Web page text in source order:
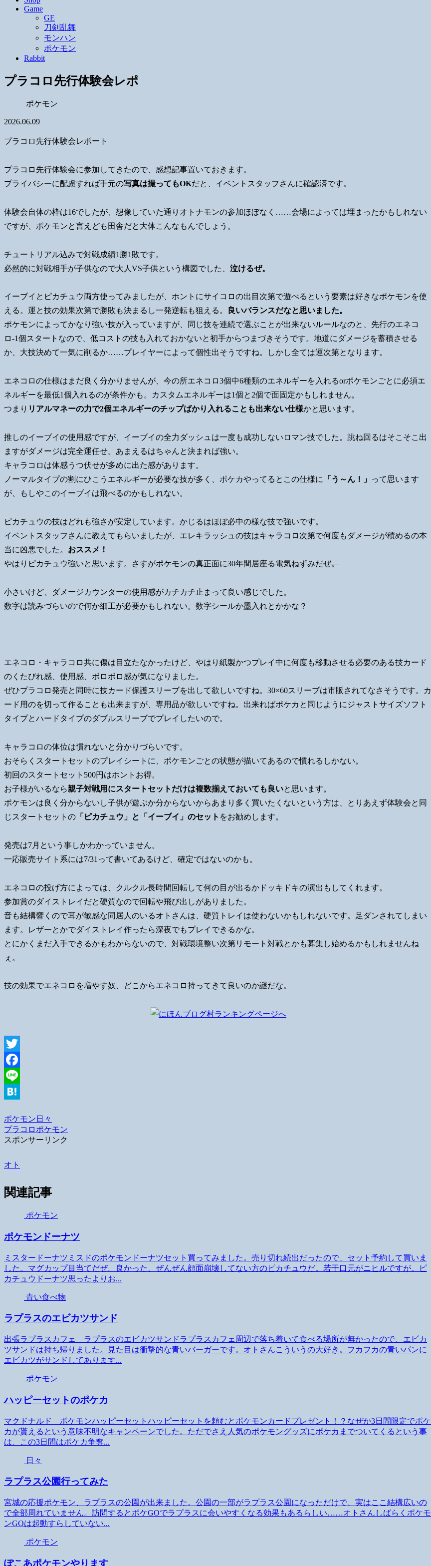
Game
GE
刀剣乱舞
モンハン
ポケモン
Rabbit
プラコロ先行体験会レポ
ポケモン
2026.06.09
プラコロ先行体験会レポート
プラコロ先行体験会に参加してきたので、感想記事置いておきます。
プライバシーに配慮すれば手元の写真は撮ってもOKだと、イベントスタッフさんに確認済です。
体験会自体の枠は16でしたが、想像していた通りオトナモンの参加ほぼなく……会場によっては埋まったかもしれない
ですが、ポケモンと言えども田舎だと大体こんなもんでしょう。
チュートリアル込みで対戦成績1勝1敗です。
必然的に対戦相手が子供なので大人VS子供という構図でした、 泣けるぜ。
イーブイとピカチュウ両方使ってみましたが、ホントにサイコロの出目次第で遊べるという要素は好きなポケモンを使
える。運と技の効果次第で勝敗も決まるし一発逆転も狙える。
良いバランスだなと思いました。
ポケモンによってかなり強い技が入っていますが、同じ技を連続で選ぶことが出来ないルールなのと、先行のエネコ
ロ-1個スタートなので、低コストの技も入れておかないと初手からつまづきそうです。地道にダメージを蓄積させる
か、大技決めて一気に削るか……プレイヤーによって個性出そうですね。しかし全ては運次第となります。
エネコロの仕様はまだ良く分かりませんが、今の所エネコロ3個中6種類のエネルギーを入れるorポケモンごとに必須エ
ネルギーを最低1個入れるのが条件かも。カスタムエネルギーは1個と2個で面固定かもしれません。
つまり リアルマネーの力で2個エネルギーのチップばかり入れることも出来ない仕様かと思います。
推しのイーブイの使用感ですが、イーブイの全力ダッシュは一度も成功しないロマン技でした。跳ね回るはそこそこ出
ますがダメージは完全運任せ。あまえるはちゃんと決まれば強い。
キャラコロは体感うつ伏せが多めに出た感があります。
ノーマルタイプの割にひこうエネルギーが必要な技が多く、ポケカやってるとこの仕様に
「う～ん！」 って思います
が、もしやこのイーブイは飛べるのかもしれない。
ピカチュウの技はどれも強さが安定しています。かじるはほぼ必中の様な技で強いです。
イベントスタッフさんに教えてもらいましたが、エレキラッシュの技はキャラコロ次第で何度もダメージが積めるの本
当に凶悪でした。 おススメ！
やはりピカチュウ強いと思います。 さすがポケモンの真正面に30年間居座る電気ねずみだぜ。
小さいけど、ダメージカウンターの使用感がカチカチ止まって良い感じでした。
数字は読みづらいので何か細工が必要かもしれない。数字シールか墨入れとかかな？
エネコロ・キャラコロ共に傷は目立たなかったけど、やはり紙製かつプレイ中に何度も移動させる必要のある技カード
のくたびれ感、使用感、ボロボロ感が気になりました。
ぜひプラコロ発売と同時に技カード保護スリーブを出して欲しいですね。30×60スリーブは市販されてなさそうです。カ
ード用のを切って作ることも出来ますが、専用品が欲しいですね。出来ればポケカと同じようにジャストサイズソフト
タイプとハードタイプのダブルスリーブでプレイしたいので。
キャラコロの体位は慣れないと分かりづらいです。
おそらくスタートセットのプレイシートに、ポケモンごとの状態が描いてあるので慣れるしかない。
初回のスタートセット500円はホントお得。
お子様がいるなら親子対戦用にスタートセットだけは複数揃えておいても良いと思います。
ポケモンは良く分からないし子供が遊ぶか分からないからあまり多く買いたくないという方は、とりあえず体験会と同
じスタートセットの 「ピカチュウ」と「イーブイ」のセット をお勧めします。
発売は7月という事しかわかっていません。
一応販売サイト系には7/31って書いてあるけど、確定ではないのかも。
エネコロの投げ方によっては、クルクル長時間回転して何の目が出るかドッキドキの演出もしてくれます。
参加賞のダイストレイだと硬質なので回転や飛び出しがありました。
音も結構響くので耳が敏感な同居人のいるオトさんは、硬質トレイは使わないかもしれないです。足ダンされてしまい
ます。レザーとかでダイストレイ作ったら深夜でもプレイできるかな。
とにかくまだ入手できるかもわからないので、対戦環境整い次第リモート対戦とかも募集し始めるかもしれませんね
ぇ。
技の効果でエネコロを増やす奴、どこからエネコロ持ってきて良いのか謎だな。
Twitter
Facebook
Line
ポケモン 日々
プラコロ ポケモン
スポンサーリンク
オト
関連記事
ポケモン
ポケモンドーナツ
ミスタードーナツミスドのポケモンドーナツセット買ってみました。売り切れ続出だったので、セット予約して買いま
した。マグカップ目当てだぜ。良かった、ぜんぜん顔面崩壊してない方のピカチュウだ。若干口元がニヒルですが。ピ
カチュウドーナツ思ったよりお...
青い食べ物
ラプラスのエビカツサンド
出張ラプラスカフェ ラプラスのエビカツサンドラプラスカフェ周辺で落ち着いて食べる場所が無かったので、エビカ
ツサンドは持ち帰りました。見た目は衝撃的な青いバーガーです。オトさんこういうの大好き。フカフカの青いパンに
エビカツがサンドしてあります...
ポケモン
ハッピーセットのポケカ
マクドナルド ポケモンハッピーセットハッピーセットを頼むとポケモンカードプレゼント！？なぜか3日間限定でポケ
カが貰えるという意味不明なキャンペーンでした。ただでさえ人気のポケモングッズにポケカまでついてくるという事
は、この3日間はポケカ争奪...
日々
ラプラス公園行ってみた
宮城の応援ポケモン、ラプラスの公園が出来ました。公園の一部がラプラス公園になっただけで、実はここ結構広いの
で全部周れていません。訪問するとポケGOでラプラスに会いやすくなる効果もあるらしい……オトさんしばらくポケモ
ンGOは起動すらしていない...
ポケモン
ぽこあポケモンやります